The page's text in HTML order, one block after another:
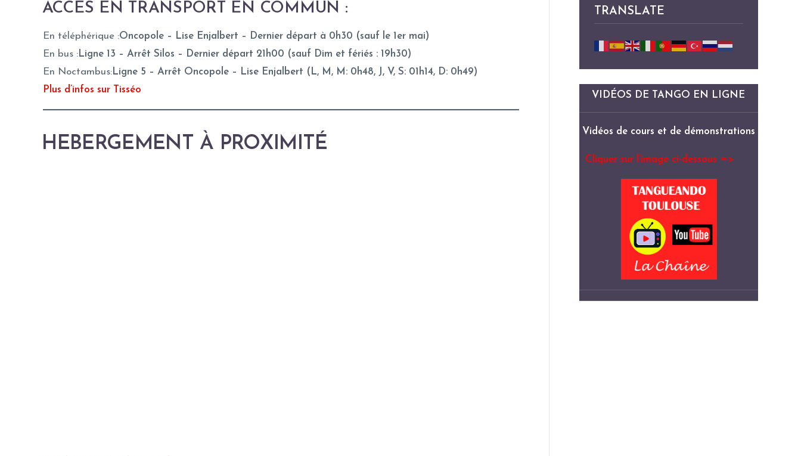
ACCÈS EN TRANSPORT EN COMMUN :
En téléphérique :Oncopole – Lise Enjalbert – Dernier départ à 0h30 (sauf le 1er mai)
En bus : Ligne 13 – Arrêt Silos – Dernier départ 21h00 (sauf Dim et fériés : 19h30)
En Noctambus: Ligne 5 – Arrêt Oncopole – Lise Enjalbert (L, M, M: 0h48, J, V, S: 01h14, D: 0h49)
Plus d’infos sur Tisséo
HEBERGEMENT À PROXIMITÉ
TRANSLATE
VIDÉOS DE TANGO EN LIGNE
Vidéos de cours et de démonstrations
Cliquer sur l’image ci-dessous =>